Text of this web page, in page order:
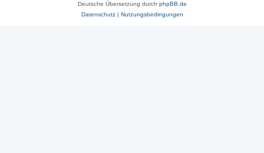
Deutsche Übersetzung durch phpBB.de
Datenschutz| Nutzungsbedingungen